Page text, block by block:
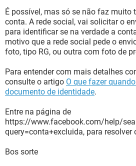
É possível, mas só se não faz muito
conta. A rede social, vai solicitar o
para identificar se na verdade a
motivo que a rede social pede o
foto, tipo RG, ou outra com foto de
Para entender com mais detalhes
consulte o artigo O que fazer
documento de identidade.
Entre na página de
https://www.facebook.com/help/
query=conta+excluida, para resolver
Bos sorte